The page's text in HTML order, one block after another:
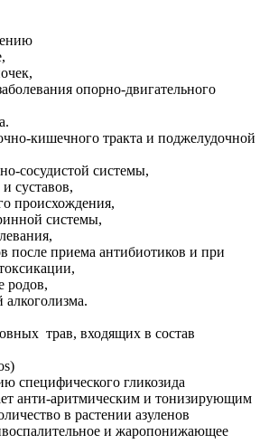
опорно-двигательного
кишечного тракта и поджелудочной
сосудистой системы,
суставов,
происхождения,
системы,
после приема антибиотиков и при
родов,
алкоголизма.
трав, входящих в состав
специфического гликозида
анти-аритмическим и тонизирующим
в растении азуленов
и жаропонижающее